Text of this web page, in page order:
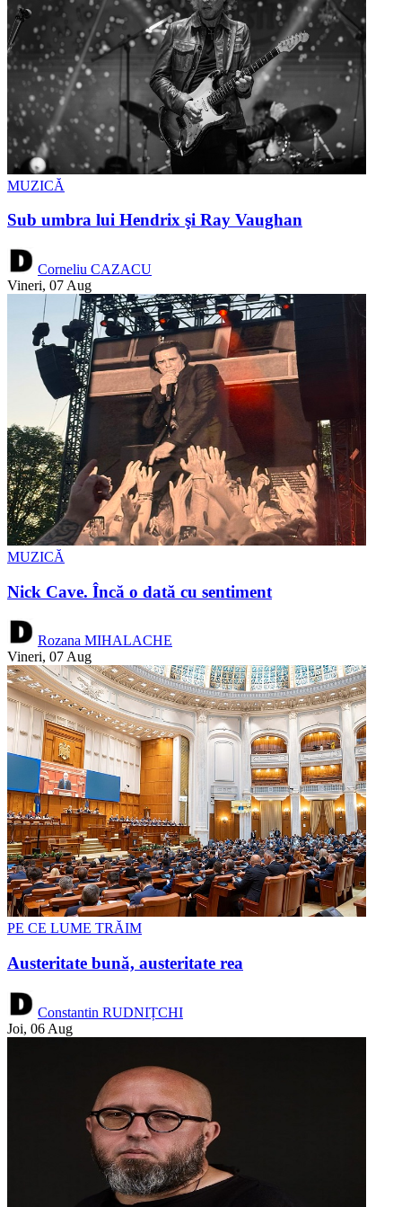
MUZICĂ
Sub umbra lui Hendrix şi Ray Vaughan
Corneliu CAZACU
Vineri, 07 Aug
MUZICĂ
Nick Cave. Încă o dată cu sentiment
Rozana MIHALACHE
Vineri, 07 Aug
PE CE LUME TRĂIM
Austeritate bună, austeritate rea
Constantin RUDNIȚCHI
Joi, 06 Aug